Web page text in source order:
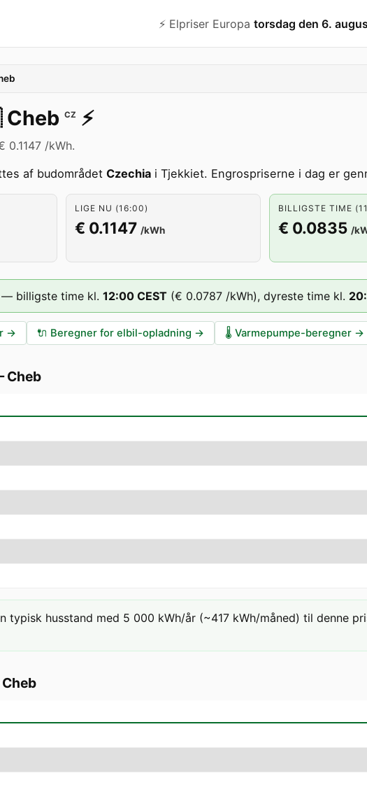
⚡️ Elpriser Europa torsdag den 6.
Cheb CZ ⚡️
0.1147 /kWh.
af budområdet Czechia i Tjekkiet. Engrospriserne i dag er
LIGE NU (16:00)
€ 0.1147 /kWh
BILLIGSTE TIME
€ 0.0835 /
— billigste time kl. 12:00 CEST (€ 0.0787 /kWh), dyreste time kl. 20
→ 🔌 Beregner for elbil-opladning → 🌡️ Varmepumpe-beregner →
Cheb
typisk husstand med 5 000 kWh/år (~417 kWh/måned) til denne
Cheb